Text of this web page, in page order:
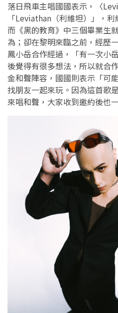
落日飛車主唱國國表示，〈
「Leviathan（利維坦）」，
而《黑的教育》中三個畢業生
為；卻在黎明來臨之前，經歷
鳳小岳合作經過，「有一次小
後覺得有很多想法，所以就合
金和聲陣容，國國則表示「可
找朋友一起來玩。因為這首歌
來唱和聲，大家收到邀約後也